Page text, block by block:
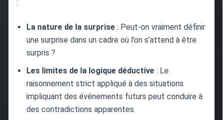
:
La nature de la surprise: Peut-on vraiment définir
une surprise dans un cadre où l’on s’attend à être
surpris ?
Les limites de la logique déductive: Le
raisonnement strict appliqué à des situations
impliquant des événements futurs peut conduire à
des contradictions apparentes.